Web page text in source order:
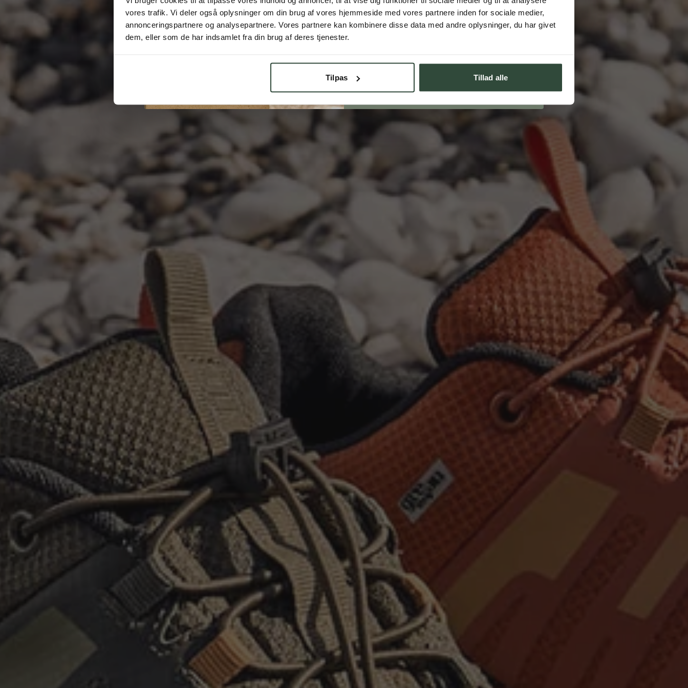
vores trafik. Vi deler også oplysninger om din brug af vores hjemmeside med vores partnere inden for sociale medier,
annonceringspartnere og analysepartnere. Vores partnere kan kombinere disse data med andre oplysninger, du har givet
dem, eller som de har indsamlet fra din brug af deres tjenester.
Tilpas Tillad alle
Opret dig her
accepterer du voresprivatlivspolitik, og du giver samtykke til, at vi
e-mail og SMS. Du kan til enhver tid trække dit samtykke tilbage.